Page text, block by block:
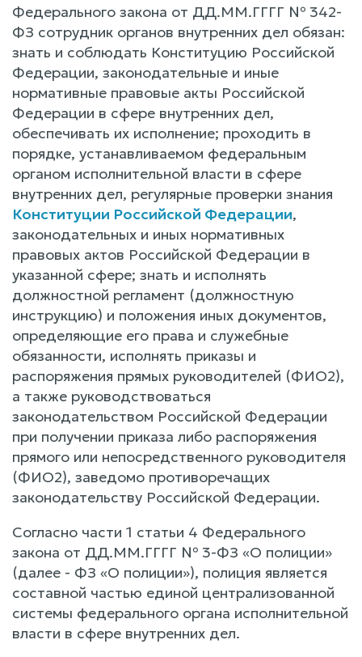
Федерального закона от ДД.ММ.ГГГГ № 342-
ФЗ сотрудник органов внутренних дел обязан:
знать и соблюдать Конституцию Российской
Федерации, законодательные и иные
нормативные правовые акты Российской
Федерации в сфере внутренних дел,
обеспечивать их исполнение; проходить в
порядке, устанавливаемом федеральным
органом исполнительной власти в сфере
внутренних дел, регулярные проверки знания
Конституции Российской Федерации,
законодательных и иных нормативных
правовых актов Российской Федерации в
указанной сфере; знать и исполнять
должностной регламент (должностную
инструкцию) и положения иных документов,
определяющие его права и служебные
обязанности, исполнять приказы и
распоряжения прямых руководителей (ФИО2),
а также руководствоваться
законодательством Российской Федерации
при получении приказа либо распоряжения
прямого или непосредственного руководителя
(ФИО2), заведомо противоречащих
законодательству Российской Федерации.
Согласно части 1 статьи 4 Федерального
закона от ДД.ММ.ГГГГ № 3-ФЗ «О полиции»
(далее - ФЗ «О полиции»), полиция является
составной частью единой централизованной
системы федерального органа исполнительной
власти в сфере внутренних дел.